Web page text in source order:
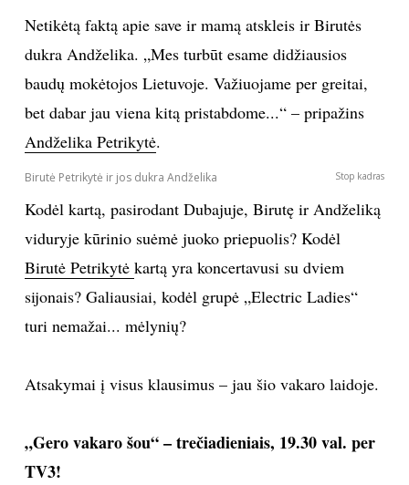
Netikėtą faktą apie save ir mamą atskleis ir Birutės
dukra Andželika. „Mes turbūt esame didžiausios
baudų mokėtojos Lietuvoje. Važiuojame per greitai,
bet dabar jau viena kitą pristabdome...“ – pripažins
Andželika Petrikytė.
Birutė Petrikytė ir jos dukra Andželika Stop kadras
Kodėl kartą, pasirodant Dubajuje, Birutę ir Andželiką
viduryje kūrinio suėmė juoko priepuolis? Kodėl
Birutė Petrikytė kartą yra koncertavusi su dviem
sijonais? Galiausiai, kodėl grupė „Electric Ladies“
turi nemažai... mėlynių?
Atsakymai į visus klausimus – jau šio vakaro laidoje.
„Gero vakaro šou“ – trečiadieniais, 19.30 val. per
TV3!